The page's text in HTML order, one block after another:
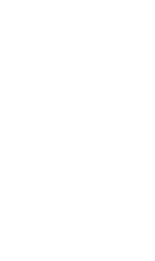
stamtavlen, da
racen, fik jeg
rigtige at gøre.
til verden i juli
opdrætter af.
jeg mig i
for mig, og jeg har
til det meste af